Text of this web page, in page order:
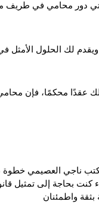
دور محامي في
عقدًا محكمًا، فإن
واطمئنان